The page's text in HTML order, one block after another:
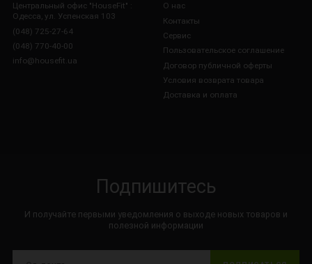
Центральный офис "HouseFit" :
Одесса, ул. Успенская 103
(048) 725-27-64
(048) 770-40-00
info@housefit.ua
О нас
Контакты
Сервис
Пользовательское соглашение
Договор публичной оферты
Условия возврата товара
Доставка и оплата
Подпишитесь
И получайте первыми уведомления о выходе новых товаров и
полезной информации